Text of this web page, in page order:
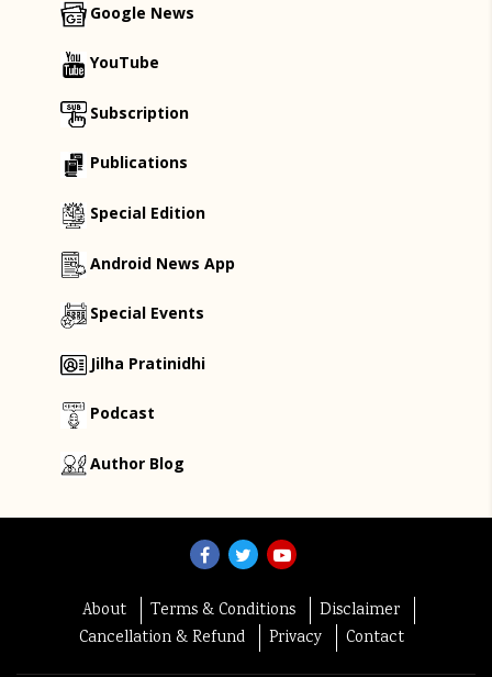
Google News
YouTube
Subscription
Publications
Special Edition
Android News App
Special Events
Jilha Pratinidhi
Podcast
Author Blog
About Terms & Conditions
Disclaimer
Cancellation & Refund
Privacy Contact